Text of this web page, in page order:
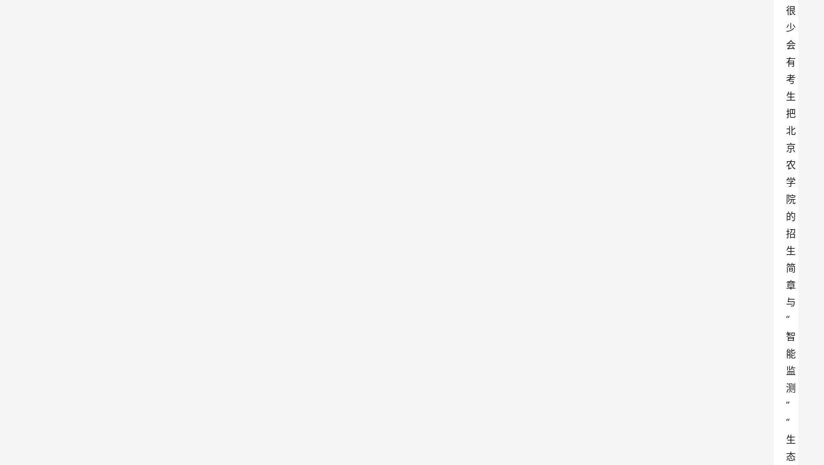
很
少
会
有
考
生
把
北
京
农
学
院
的
招
生
简
章
与
“
智
能
监
测
”
“
生
态